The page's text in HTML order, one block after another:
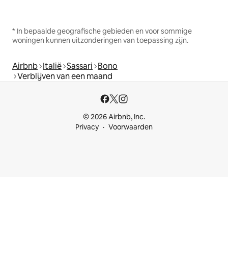
* In bepaalde geografische gebieden en voor sommige
woningen kunnen uitzonderingen van toepassing zijn.
Airbnb Italië Sassari Bono
Verblijven van een maand
© 2026 Airbnb, Inc.
Privacy
Voorwaarden